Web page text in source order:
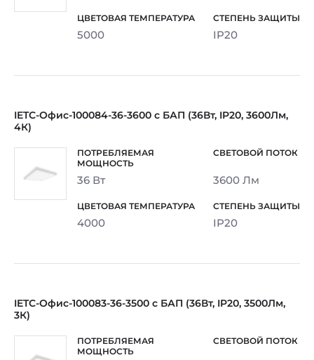
5000 IP20
IETC-Офис-100084-36-3600 с БАП (36Вт, IP20, 3600Лм,
4К)
36 Вт 3600 Лм
4000 IP20
IETC-Офис-100083-36-3500 с БАП (36Вт, IP20, 3500Лм,
3К)